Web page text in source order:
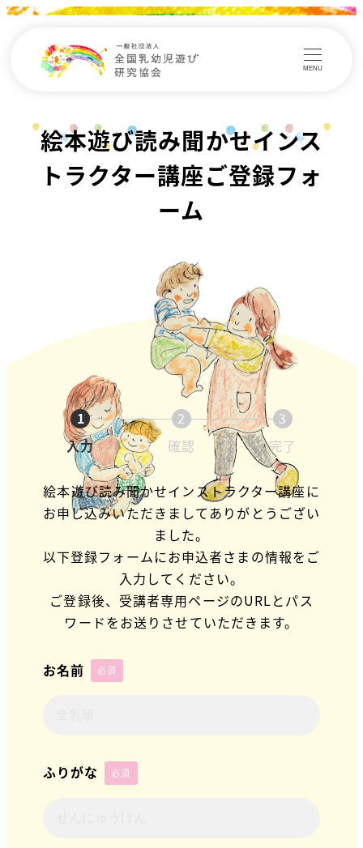
MENU
絵本遊び読み聞かせインス
トラクター講座ご登録フォ
ーム
1
入力
2
確認
3
完了
絵本遊び読み聞かせインストラクター講座に
お申し込みいただきましてありがとうござい
ました。
以下登録フォームにお申込者さまの情報をご
入力してください。
ご登録後、受講者専用ページのURLとパス
ワードをお送りさせていただきます。
お名前 必須
ふりがな 必須